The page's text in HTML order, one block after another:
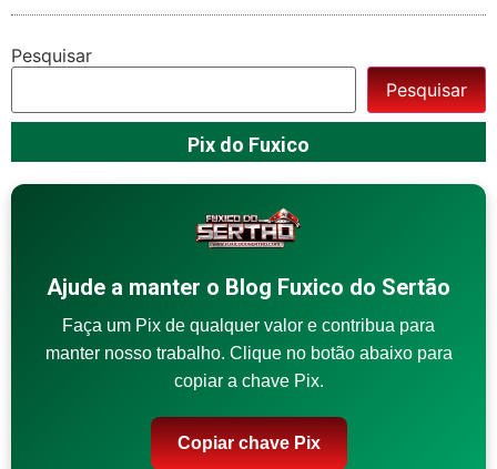
Pesquisar
Pesquisar
Pix do Fuxico
Ajude a manter o Blog Fuxico do Sertão
Faça um Pix de qualquer valor e contribua para
manter nosso trabalho. Clique no botão abaixo para
copiar a chave Pix.
Copiar chave Pix